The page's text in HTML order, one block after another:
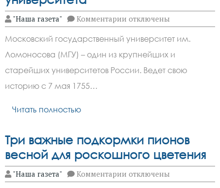
"Наша газета" Комментарии к
записи
лет
назад,
7
мая
1755
отключены
Московский государственный университет им.
Ломоносова (МГУ) – один из крупнейших и
старейших университетов России. Ведет свою
историю с 7 мая 1755…
Читать полностью
Три важные подкормки пионов
весной для роскошного цветения
"Наша газета" Комментарии к
записи
отключены